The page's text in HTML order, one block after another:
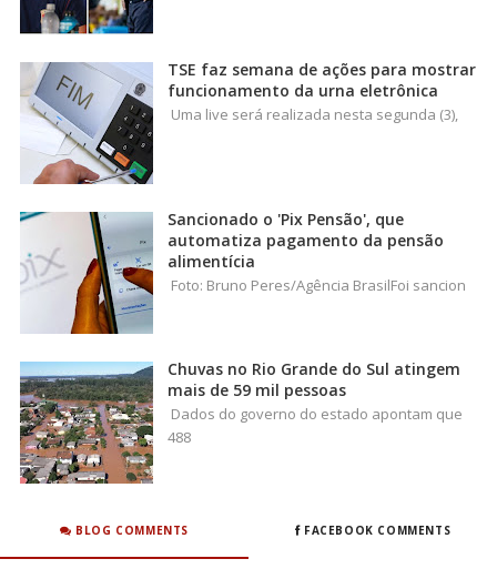
TSE faz semana de ações para mostrar
funcionamento da urna eletrônica
Uma live será realizada nesta segunda (3),
Sancionado o 'Pix Pensão', que
automatiza pagamento da pensão
alimentícia
Foto: Bruno Peres/Agência BrasilFoi sancion
Chuvas no Rio Grande do Sul atingem
mais de 59 mil pessoas
Dados do governo do estado apontam que
488
BLOG COMMENTS FACEBOOK COMMENTS